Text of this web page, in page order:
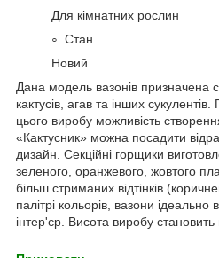
Для кімнатних рослин
Стан
Новий
Дана модель вазонів призначена
кактусів, агав та інших сукулентів.
цього виробу можливість
«Кактусник» можна посадити
дизайн. Секційні горщики
зеленого, оранжевого, жовтого
більш стриманих відтінків
палітрі кольорів, вазони
інтер'єр. Висота виробу становить